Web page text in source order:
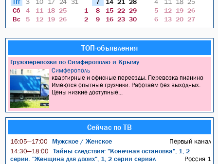
Сб
Вс
4
11 18 25
5
12 19 26
1
8 15 22 29
2
9 16 23 30
5
12 19 26
6
13 20 27
ТОП-объявления
Грузоперевозки по Симферополю и Крыму
Симферополь
квартирные и офисные переезды. Перевозка пианино
Имеются опытные грузчики. Работаем без выходных.
Цены низкие доступные...
Сейчас по ТВ
16:05—17:00 Мужское / Женское Первый канал
14:30—18:00
Тайны следствия: "Конечная остановка", 1, 2
серии. "Женщина для двоих", 1, 2 серии сериал
Россия 1